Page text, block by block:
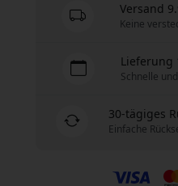
Versand
Keine
Lieferung
Schnelle
30-tägiges
Einfache